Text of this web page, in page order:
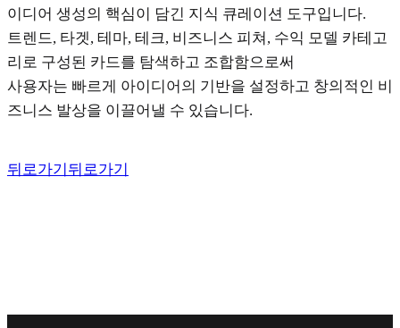
이디어 생성의 핵심이 담긴 지식 큐레이션 도구입니다.
트렌드, 타겟, 테마, 테크, 비즈니스 피쳐, 수익 모델 카테고
리로 구성된 카드를 탐색하고 조합함으로써
사용자는 빠르게 아이디어의 기반을 설정하고 창의적인 비
즈니스 발상을 이끌어낼 수 있습니다.
뒤로가기 뒤로가기